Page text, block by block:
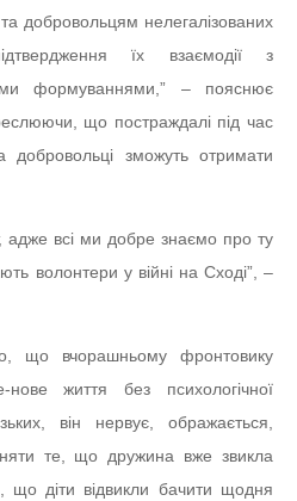
добровольцям нелегалізованих
їх взаємодії з
формуваннями,” – пояснює
що постраждалі під час
добровольці зможуть отримати
адже всі ми добре знаємо про ту
волонтери у війні на Сході”, –
що вчорашньому фронтовику
нове життя без психологічної
він нервує, ображається,
те, що дружина вже звикла
що діти відвикли бачити щодня